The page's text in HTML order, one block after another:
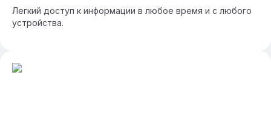
Легкий доступ к информации в любое время и с любого
устройства.